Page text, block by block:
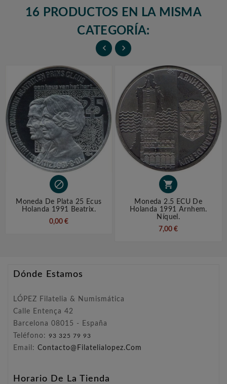
16 PRODUCTOS EN LA MISMA
CATEGORÍA:
 

Moneda De Plata 25 Ecus
Holanda 1991 Beatrix.
0,00 €

Moneda 2.5 ECU De
Holanda 1991 Arnhem.
Níquel.
7,00 €
Dónde Estamos
LÓPEZ Filatelia & Numismática
Calle Entença 42
Barcelona 08015 - España
Teléfono: 93 325 79 93
Email: Contacto@filatelialopez.com
Horario De La Tienda